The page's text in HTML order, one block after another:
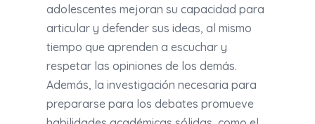
adolescentes mejoran su capacidad para
articular y defender sus ideas, al mismo
tiempo que aprenden a escuchar y
respetar las opiniones de los demás.
Además, la investigación necesaria para
prepararse para los debates promueve